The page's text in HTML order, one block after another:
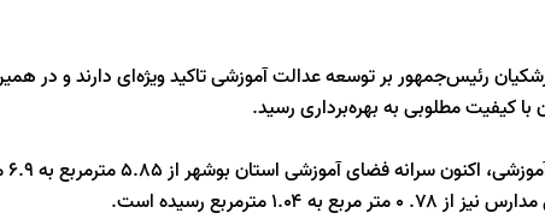
رئیس‌جمهور بر توسعه عدالت آموزشی تاکید ویژه‌ای دارند و در
کیفیت مطلوبی به بهره‌برداری رسید.
۱.۰۴ مترمربع رسیده است.